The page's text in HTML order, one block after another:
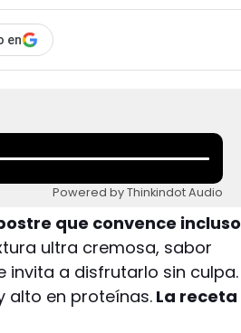
en
Powered by Thinkindot Audio
que convence incluso
ultra cremosa, sabor
invita a disfrutarlo sin culpa.
alto en proteínas.La receta